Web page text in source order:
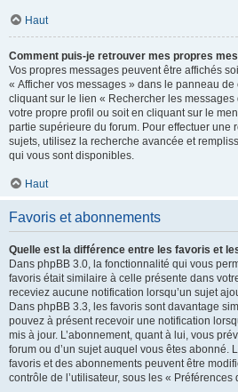
Haut
Comment puis-je retrouver mes propres
Vos propres messages peuvent être affichés
« Afficher vos messages » dans le panneau de
cliquant sur le lien « Rechercher les messages
votre propre profil ou soit en cliquant sur le
partie supérieure du forum. Pour effectuer une
sujets, utilisez la recherche avancée et
qui vous sont disponibles.
Haut
Favoris et abonnements
Quelle est la différence entre les favoris et
Dans phpBB 3.0, la fonctionnalité qui vous
favoris était similaire à celle présente dans
receviez aucune notification lorsqu’un sujet
Dans phpBB 3.3, les favoris sont davantage
pouvez à présent recevoir une notification
mis à jour. L’abonnement, quant à lui, vous
forum ou d’un sujet auquel vous êtes abonné.
favoris et des abonnements peuvent être
contrôle de l’utilisateur, sous les « Préférences